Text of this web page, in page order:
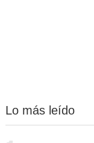
Lo más leído